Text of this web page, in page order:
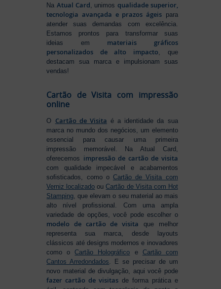
Na Atual Card, unimos qualidade superior,
tecnologia avançada e prazos ágeispara
atender suas demandas com excelência.
Estamos prontos para transformar suas
ideias em materiais gráficos
personalizados de alto impacto, que
destacam sua marca e impulsionam suas
vendas!
Cartão de Visita com impressão
online
O Cartão de Visita é a identidade da sua
marca no mundo dos negócios, um elemento
essencial para causar uma primeira
impressão memorável. Na Atual Card,
oferecemos impressão de cartão de visita
com qualidade impecável e acabamentos
sofisticados, como o Cartão de Visita com
Verniz localizado ouCartão de Visita com Hot
Stamping , que elevam o seu material ao mais
alto nível profissional. Com uma ampla
variedade de opções, você pode escolher o
modelo de cartão de visita que melhor
representa sua marca, desde layouts
clássicos até designs modernos e inovadores
como oCartão Holográfico e Cartão com
Cantos Arredondados . E se precisar de um
novo material de divulgação, aqui você pode
fazer cartão de visitas de forma prática e